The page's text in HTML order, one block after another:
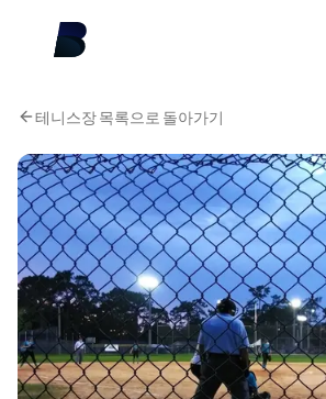
테니스장 목록으로 돌아가기